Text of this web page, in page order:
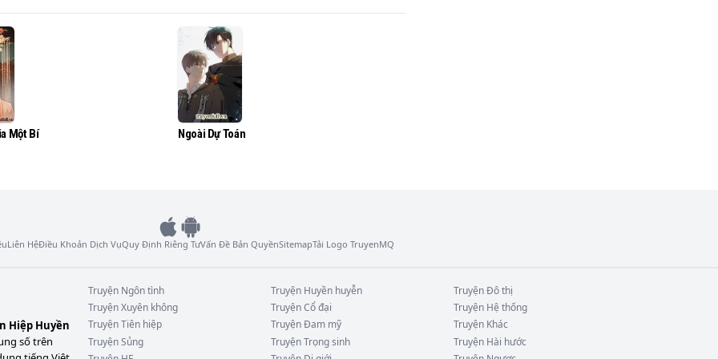
bại nhờ sự phấn đấu nỗ lực trở nên giàu có điển trai cướp đi
Một Bí
Ngoài Dự Toán
Liên HệĐiều Khoản Dịch VụQuy Định Riêng TưVấn Đề Bản QuyềnSitemapTải Logo TruyenMQ
Hiệp Huyền
số trên
Truyện Ngôn tình Truyện Huyền huyễn TruyệnĐô thị
TruyệnXuyên không TruyệnCổ đại Truyện Hệ thống
TruyệnTiên hiệp TruyệnĐam mỹ Truyện Khác
TruyệnSủng TruyệnTrọng sinh Truyện Hài hước